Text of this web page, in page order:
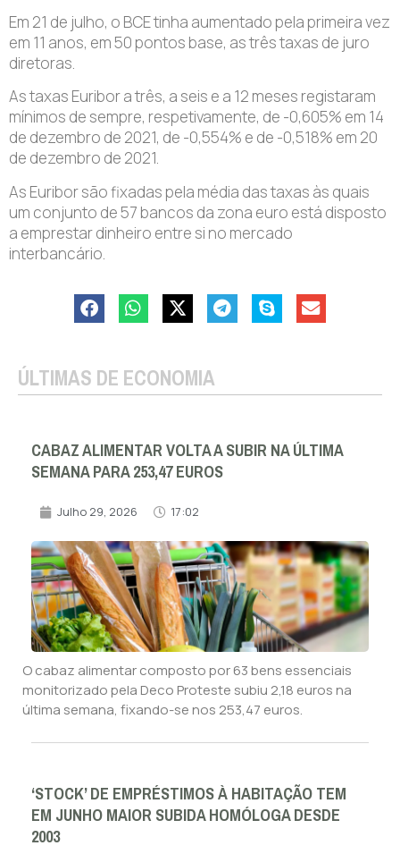
Em 21 de julho, o BCE tinha aumentado pela primeira vez
em 11 anos, em 50 pontos base, as três taxas de juro
diretoras.
As taxas Euribor a três, a seis e a 12 meses registaram
mínimos de sempre, respetivamente, de -0,605% em 14
de dezembro de 2021, de -0,554% e de -0,518% em 20
de dezembro de 2021.
As Euribor são fixadas pela média das taxas às quais
um conjunto de 57 bancos da zona euro está disposto
a emprestar dinheiro entre si no mercado
interbancário.
ÚLTIMAS DE ECONOMIA
CABAZ ALIMENTAR VOLTA A SUBIR NA ÚLTIMA
SEMANA PARA 253,47 EUROS
Julho 29, 2026 17:02
O cabaz alimentar composto por 63 bens essenciais
monitorizado pela Deco Proteste subiu 2,18 euros na
última semana, fixando-se nos 253,47 euros.
‘STOCK’ DE EMPRÉSTIMOS À HABITAÇÃO TEM
EM JUNHO MAIOR SUBIDA HOMÓLOGA DESDE
2003